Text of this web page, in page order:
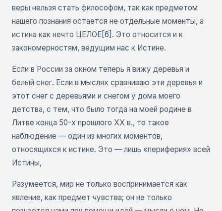
веры нельзя стать философом, так как предметом
нашего познания остается не отдельные моменты, а
истина как нечто ЦЕЛОЕ [6] . Это относится и к
закономерностям, ведущим нас к Истине.
Если в России за окном теперь я вижу деревья и
белый снег. Если в мыслях сравниваю эти деревья и
этот снег с деревьями и снегом у дома моего
детства, с тем, что было тогда на моей родине в
Литве конца 50-х прошлого XX в., то такое
наблюдение — один из многих моментов,
относящихся к истине. Это — лишь «периферия» всей
Истины,
Разумеется, мир не только воспринимается как
явление, как предмет чувства; он не только